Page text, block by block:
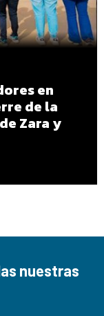
en
de la
Zara y
nuestras